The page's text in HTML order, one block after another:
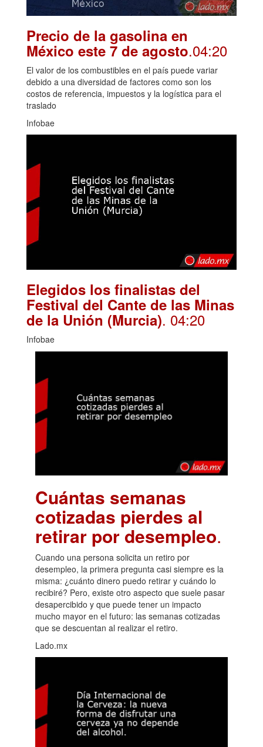
Precio de la gasolina en
México este 7 de agosto.04:20
El valor de los combustibles en el país puede variar
debido a una diversidad de factores como son los
costos de referencia, impuestos y la logística para el
traslado
Infobae
Elegidos los finalistas del
Festival del Cante de las Minas
de la Unión (Murcia). 04:20
Infobae
Cuántas semanas
cotizadas pierdes al
retirar por desempleo.
Cuando una persona solicita un retiro por
desempleo, la primera pregunta casi siempre es la
misma: ¿cuánto dinero puedo retirar y cuándo lo
recibiré? Pero, existe otro aspecto que suele pasar
desapercibido y que puede tener un impacto
mucho mayor en el futuro: las semanas cotizadas
que se descuentan al realizar el retiro.
Lado.mx